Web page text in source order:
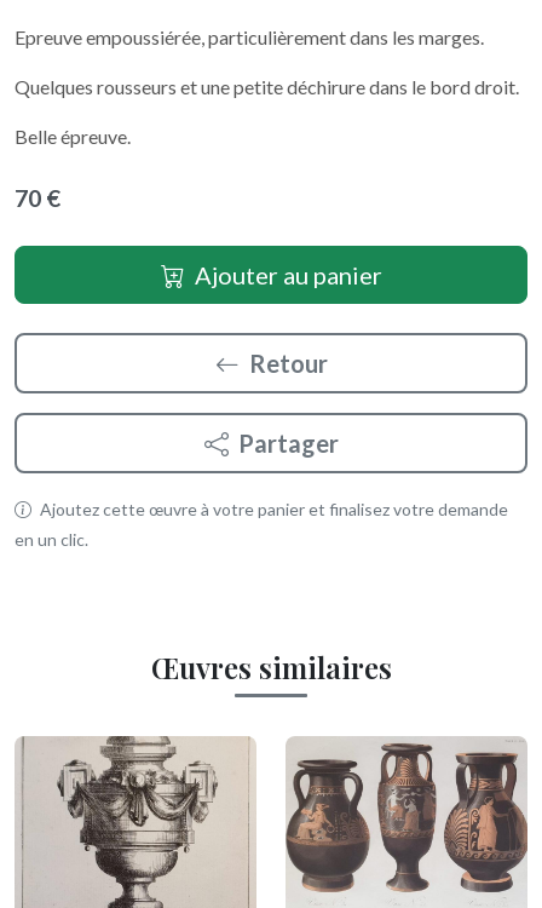
Epreuve empoussiérée, particulièrement dans les marges.
Quelques rousseurs et une petite déchirure dans le bord droit.
Belle épreuve.
70 €
Ajouter au panier
Retour
Partager
Ajoutez cette œuvre à votre panier et finalisez votre demande
en un clic.
Œuvres similaires